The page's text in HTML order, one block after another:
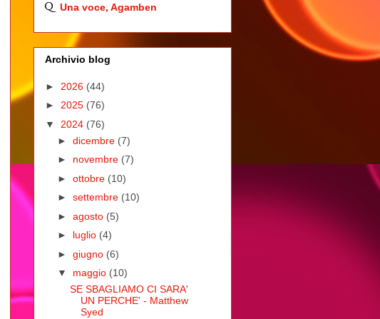
Una voce, Agamben
Archivio blog
► 2026 (44)
► 2025 (76)
▼ 2024 (76)
► dicembre (7)
► novembre (7)
► ottobre (10)
► settembre (10)
► agosto (5)
► luglio (4)
► giugno (6)
▼ maggio (10)
SE SBAGLIAMO CI SARA'
UN PERCHE' - Matthew
Syed